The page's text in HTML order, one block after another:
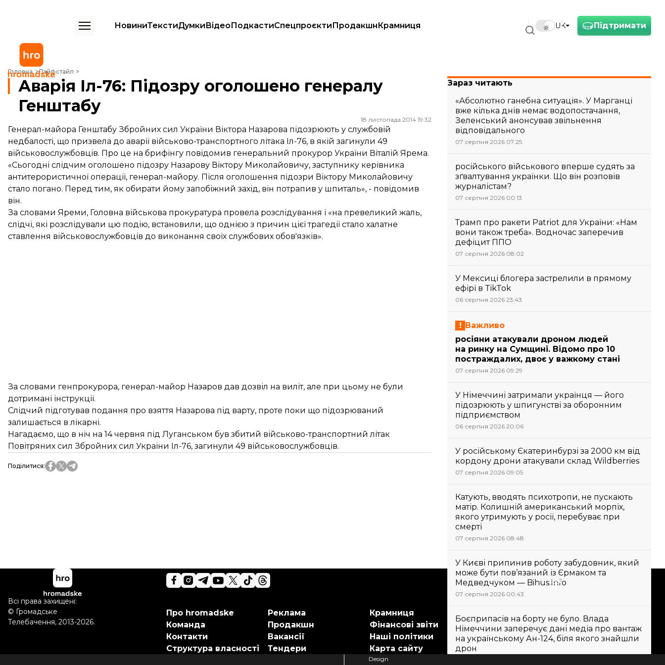
Підтримати
UK
НовиниТекстиДумкиВідеоПодкастиСпецпроєктиПродакшнКрамниця
Головна Лайфстайл
Аварія Іл-76: Підозру оголошено генералу Генштабу
Аварія Іл-76: Підозру оголошено генералу
Генштабу
18 листопада 2014 19:32
Генерал-майора Генштабу Збройних сил України Віктора Назарова підозрюють у службовій
недбалості, що призвела до аварії військово-транспортного літака Іл-76, в якій загинули 49
військовослужбовців. Про це на брифінгу повідомив генеральний прокурор України Віталій Ярема.
«Сьогодні слідчим оголошено підозру Назарову Віктору Миколайовичу, заступнику керівника
антитерористичної операції, генерал-майору. Після оголошення підозри Віктору Миколайовичу
стало погано. Перед тим, як обирати йому запобіжний захід, він потрапив у шпиталь», - повідомив
він.
За словами Яреми, Головна військова прокуратура провела розслідування і «на превеликий жаль,
слідчі, які розслідували цю подію, встановили, що однією з причин цієї трагедії стало халатне
ставлення військовослужбовців до виконання своїх службових обов'язків».
За словами генпрокурора, генерал-майор Назаров дав дозвіл на виліт, але при цьому не були
дотримані інструкції.
Слідчий підготував подання про взяття Назарова під варту, проте поки що підозрюваний
залишається в лікарні.
Нагадаємо, що в ніч на 14 червня під Луганськом був збитий військово-транспортний літак
Повітряних сил Збройних сил України Іл-76, загинули 49 військовослужбовців.
Поділитися:
Зараз читають
«Абсолютно ганебна ситуація». У Марганці
вже кілька днів немає водопостачання,
Зеленський анонсував звільнення
відповідального
07 серпня 2026 07:25
російського військового вперше судять за
зґвалтування українки. Що він розповів
журналістам?
07 серпня 2026 00:13
Трамп про ракети Patriot для України: «Нам
вони також треба». Водночас заперечив
дефіцит ППО
07 серпня 2026 08:02
У Мексиці блогера застрелили в прямому
ефірі в TikTok
06 серпня 2026 23:43
Важливо
росіяни атакували дроном людей
на ринку на Сумщині. Відомо про 10
постраждалих, двоє у важкому стані
07 серпня 2026 09:29
У Німеччині затримали українця — його
підозрюють у шпигунстві за оборонним
підприємством
06 серпня 2026 20:06
У російському Єкатеринбурзі за 2000 км від
кордону дрони атакували склад Wildberries
07 серпня 2026 09:05
Катують, вводять психотропи, не пускають
матір. Колишній американський морпіх,
якого утримують у росії, перебуває при
смерті
07 серпня 2026 08:48
У Києві припинив роботу забудовник, який
може бути пов’язаний із Єрмаком та
Медведчуком — Bihus.Info
07 серпня 2026 00:43
Боєприпасів на борту не було. Влада
Німеччини заперечує дані медіа про вантаж
на українському Ан-124, біля якого знайшли
дрон
Підтримати
Підтримай hromadske.
Ми працюємо для тебе та
завдяки тобі. Будь нашим
Про hromadske
Команда
Контакти
Структура власності
Реклама
Продакшн
Вакансії
Тендери
Крамниця
Фінансові звіти
Наші політики
Карта сайту
Всі права захищені:
© Громадське
Телебачення, 2013-2026.
Design